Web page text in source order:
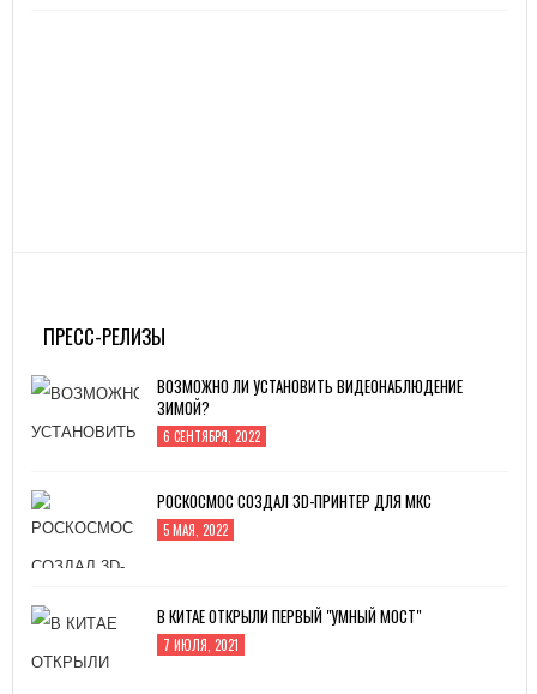
ПРЕСС-РЕЛИЗЫ
ВОЗМОЖНО ЛИ УСТАНОВИТЬ ВИДЕОНАБЛЮДЕНИЕ
ЗИМОЙ?
6 СЕНТЯБРЯ, 2022
РОСКОСМОС СОЗДАЛ 3D-ПРИНТЕР ДЛЯ МКС
5 МАЯ, 2022
В КИТАЕ ОТКРЫЛИ ПЕРВЫЙ "УМНЫЙ МОСТ"
7 ИЮЛЯ, 2021